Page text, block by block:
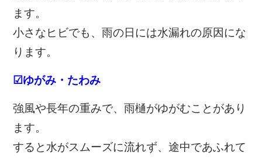
ます。
小さなヒビでも、雨の日には水漏れの原因にな
ります。
☑ゆがみ・たわみ
強風や長年の重みで、雨樋がゆがむことがあり
ます。
すると水がスムーズに流れず、途中であふれて